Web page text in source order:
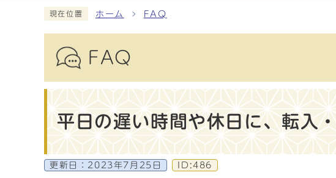
現在位置 ホーム FAQ
FAQ
平日の遅い時間や休日に、転入
更新日： 2023年7月25日 ID:486